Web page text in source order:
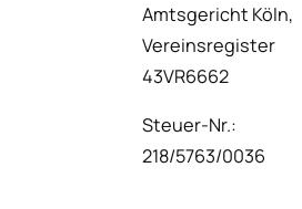
Amtsgericht Köln,
Vereinsregister
43VR6662
Steuer-Nr.:
218/5763/0036